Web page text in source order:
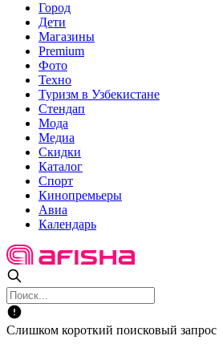
Город
Дети
Магазины
Premium
Фото
Техно
Туризм в Узбекистане
Стендап
Мода
Медиа
Скидки
Каталог
Спорт
Кинопремьеры
Авиа
Календарь
Слишком короткий поисковый запрос